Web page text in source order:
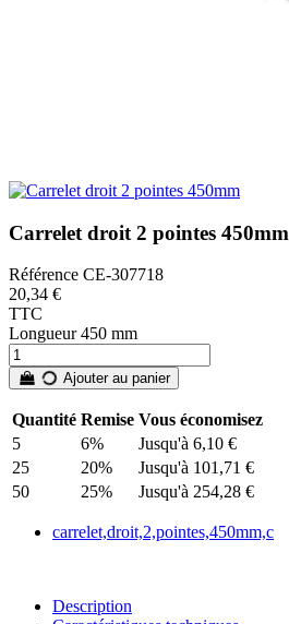
Carrelet droit 2 pointes 450mm
Référence CE-307718
20,34 €
TTC
Longueur 450 mm
Ajouter au panier
Quantité Remise Vous économisez
5
6%
Jusqu'à 6,10 €
25
20%
Jusqu'à 101,71 €
50
25% Jusqu'à 254,28 €
carrelet,droit,2,pointes,450mm,c
Description